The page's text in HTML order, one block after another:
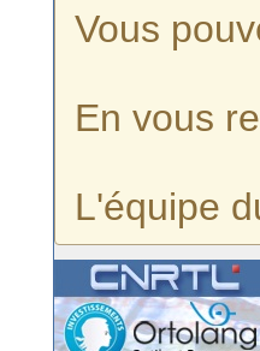
Vous
En vous
L'équipe